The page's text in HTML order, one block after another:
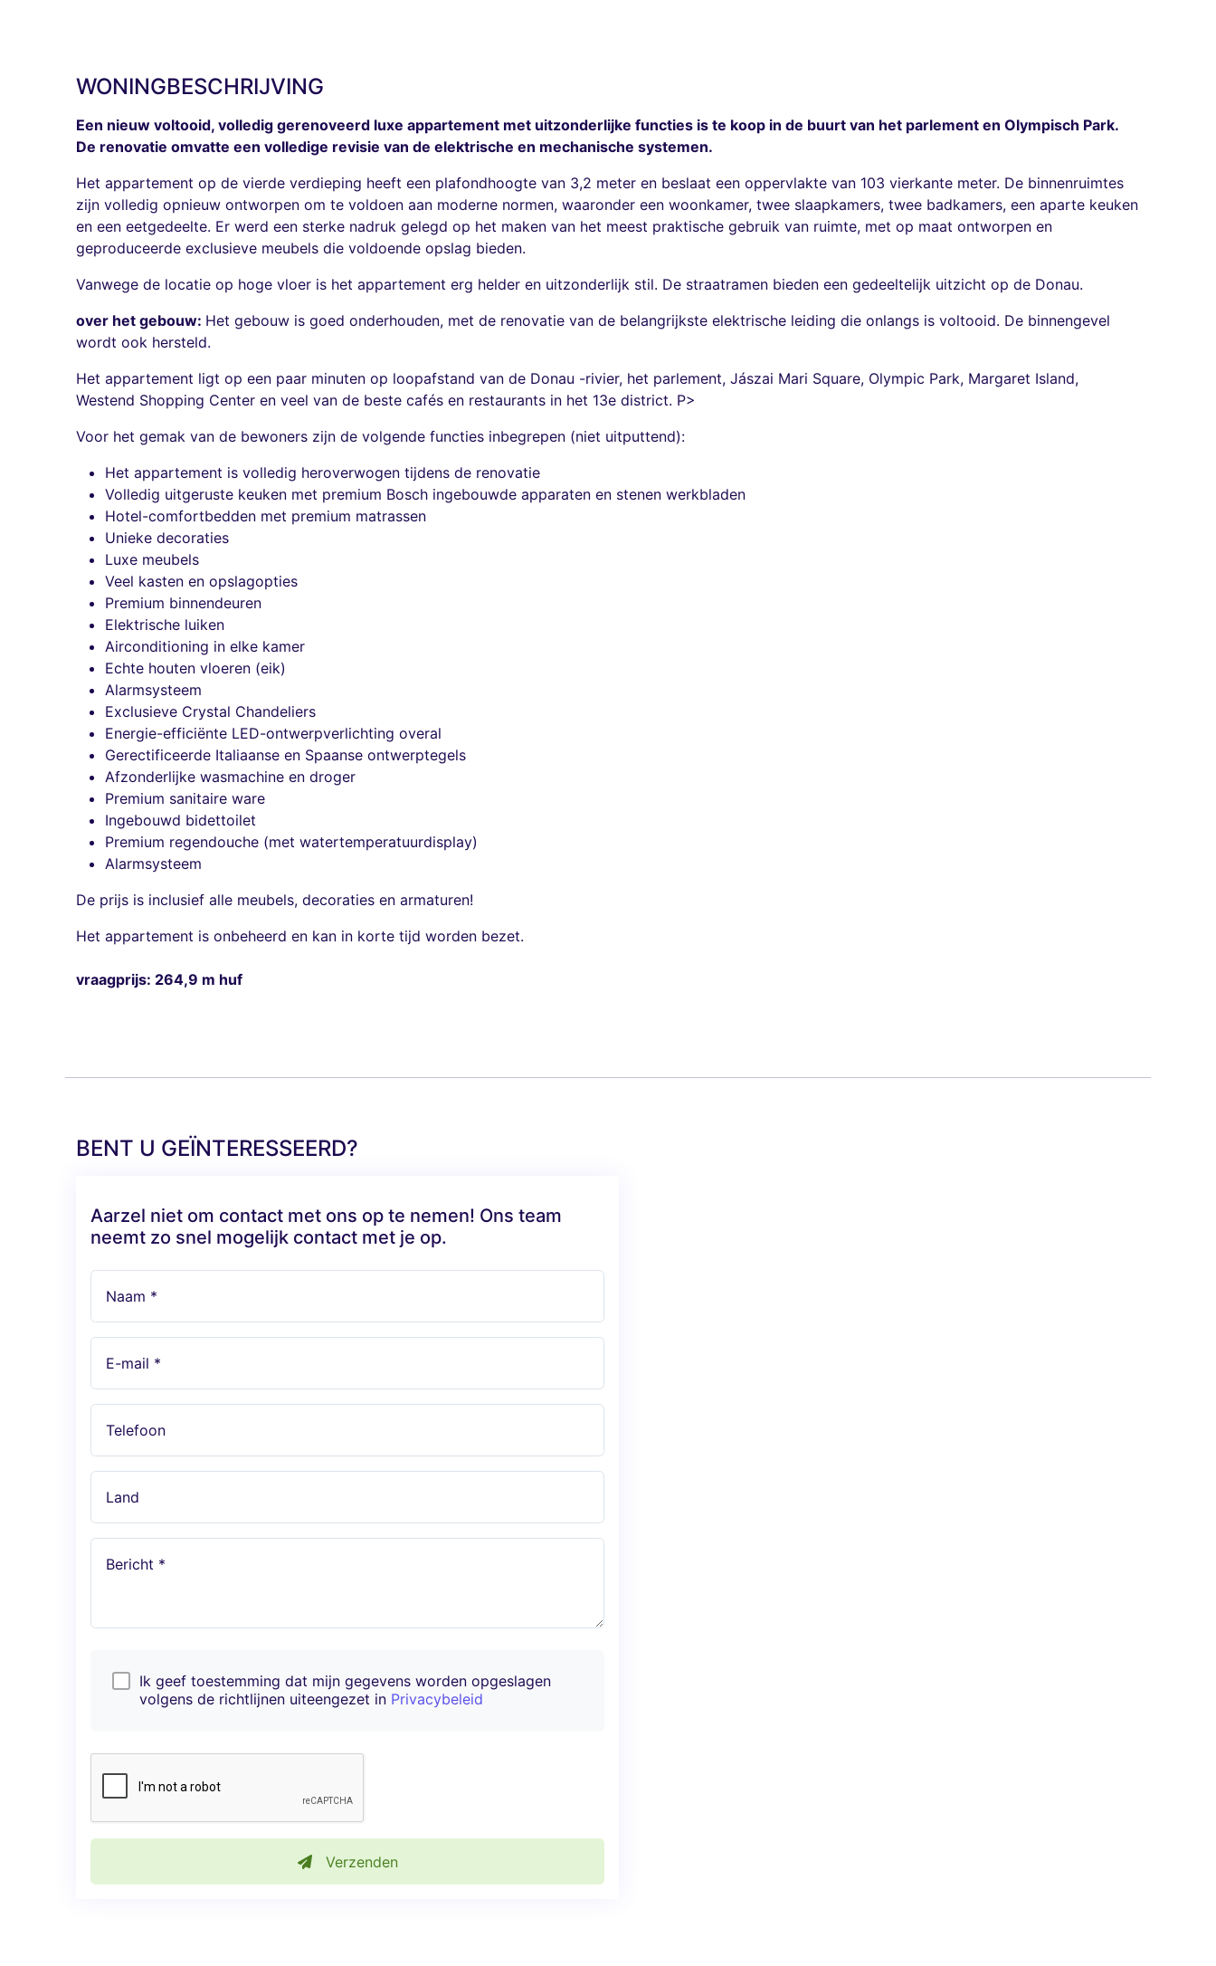
WONINGBESCHRIJVING
Een nieuw voltooid, volledig gerenoveerd luxe appartement met uitzonderlijke functies is te koop in de buurt van het parlement en Olympisch Park.
De renovatie omvatte een volledige revisie van de elektrische en mechanische systemen.
Het appartement op de vierde verdieping heeft een plafondhoogte van 3,2 meter en beslaat een oppervlakte van 103 vierkante meter. De binnenruimtes
zijn volledig opnieuw ontworpen om te voldoen aan moderne normen, waaronder een woonkamer, twee slaapkamers, twee badkamers, een aparte keuken
en een eetgedeelte. Er werd een sterke nadruk gelegd op het maken van het meest praktische gebruik van ruimte, met op maat ontworpen en
geproduceerde exclusieve meubels die voldoende opslag bieden.
Vanwege de locatie op hoge vloer is het appartement erg helder en uitzonderlijk stil. De straatramen bieden een gedeeltelijk uitzicht op de Donau.
over het gebouw: Het gebouw is goed onderhouden, met de renovatie van de belangrijkste elektrische leiding die onlangs is voltooid. De binnengevel
wordt ook hersteld.
Het appartement ligt op een paar minuten op loopafstand van de Donau -rivier, het parlement, Jászai Mari Square, Olympic Park, Margaret Island,
Westend Shopping Center en veel van de beste cafés en restaurants in het 13e district. P>
Voor het gemak van de bewoners zijn de volgende functies inbegrepen (niet uitputtend):
Het appartement is volledig heroverwogen tijdens de renovatie
Volledig uitgeruste keuken met premium Bosch ingebouwde apparaten en stenen werkbladen
Hotel-comfortbedden met premium matrassen
Unieke decoraties
Luxe meubels
Veel kasten en opslagopties
Premium binnendeuren
Elektrische luiken
Airconditioning in elke kamer
Echte houten vloeren (eik)
Alarmsysteem
Exclusieve Crystal Chandeliers
Energie-efficiënte LED-ontwerpverlichting overal
Gerectificeerde Italiaanse en Spaanse ontwerptegels
Afzonderlijke wasmachine en droger
Premium sanitaire ware
Ingebouwd bidettoilet
Premium regendouche (met watertemperatuurdisplay)
Alarmsysteem
De prijs is inclusief alle meubels, decoraties en armaturen!
Het appartement is onbeheerd en kan in korte tijd worden bezet.
vraagprijs: 264,9 m huf
BENT U GEÏNTERESSEERD?
Aarzel niet om contact met ons op te nemen! Ons team
neemt zo snel mogelijk contact met je op.
Naam *
E-mail *
Telefoon
Land
Bericht *
Ik geef toestemming dat mijn gegevens worden opgeslagen
volgens de richtlijnen uiteengezet in Privacybeleid
Verzenden